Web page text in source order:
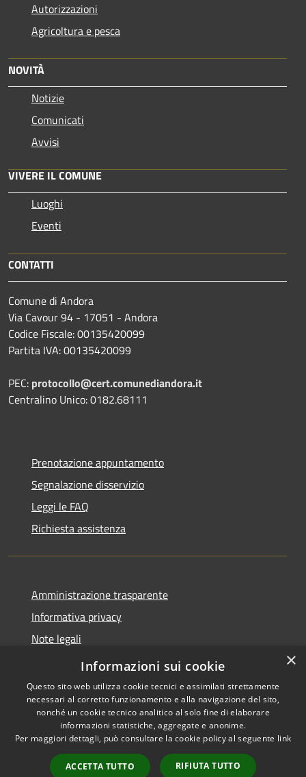
Autorizzazioni
Agricoltura e pesca
NOVITÀ
Notizie
Comunicati
Avvisi
VIVERE IL COMUNE
Luoghi
Eventi
CONTATTI
Comune di Andora
Via Cavour 94 - 17051 - Andora
Codice Fiscale: 00135420099
Partita IVA: 00135420099
PEC: protocollo@cert.comunediandora.it
Centralino Unico: 0182.68111
Prenotazione appuntamento
Segnalazione disservizio
Leggi le FAQ
Richiesta assistenza
Amministrazione trasparente
Informativa privacy
Note legali
Dichiarazione di accessibilità
Accessibilità
Copyright © 2026 • Comune di
Andora • Powered by
Municipium•
Accesso
×
Informazioni sui cookie
Questo sito web utilizza cookie tecnici e assimilati strettamente
necessari al corretto funzionamento e alla navigazione del sito,
nonché un cookie tecnico analitico al solo fine di elaborare
informazioni statistiche, aggregate e anonime.
Per maggiori dettagli, può consultare la cookie policy al seguente link
ACCETTA TUTTO RIFIUTA TUTTO